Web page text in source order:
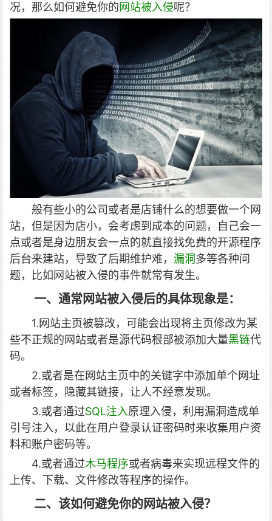
况，那么如何避免你的网站被入侵呢？
般有些小的公司或者是店铺什么的想要做一个网
站，但是因为店小，会考虑到成本的问题，自己会一
点或者是身边朋友会一点的就直接找免费的开源程序
后台来建站，导致了后期维护难， 漏洞多等各种问
题，比如网站被入侵的事件就常有发生。
一、通常网站被入侵后的具体现象是：
1.网站主页被篡改，可能会出现将主页修改为某
些不正规的网站或者是源代码根部被添加大量黑链代
码。
2.或者是在网站主页中的关键字中添加单个网址
或者标签，隐藏其链接，让人不经意发现。
3.或者通过SQL注入原理入侵，利用漏洞造成单
引号注入，以此在用户登录认证密码时来收集用户资
料和账户密码等。
4.或者通过木马程序或者病毒来实现远程文件的
上传、下载、文件修改等程序的操作。
二、该如何避免你的网站被入侵？